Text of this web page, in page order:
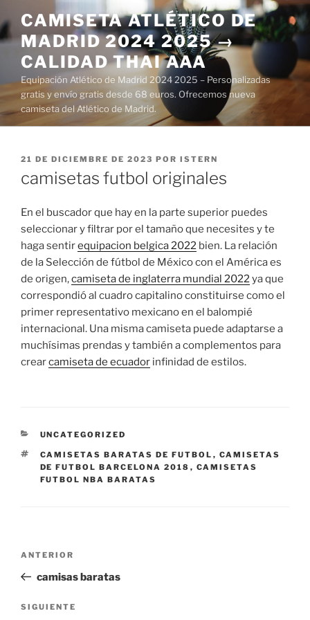
al
contenido
CAMISETA ATLÉTICO DE
MADRID 2024 2025 →
CALIDAD THAI AAA
Equipación Atlético de Madrid 2024 2025 – Personalizadas
gratis y envío gratis desde 68 euros. Ofrecemos nueva
camiseta del Atlético de Madrid.
PUBLICADO
21 DE DICIEMBRE DE 2023 POR ISTERN
camisetas futbol originales
En el buscador que hay en la parte superior puedes
seleccionar y filtrar por el tamaño que necesites y te
haga sentirequipacion belgica 2022 bien. La relación
de la Selección de fútbol de México con el América es
de origen,camiseta de inglaterra mundial 2022ya que
correspondió al cuadro capitalino constituirse como el
primer representativo mexicano en el balompié
internacional. Una misma camiseta puede adaptarse a
muchísimas prendas y también a complementos para
crearcamiseta de ecuador infinidad de estilos.
CATEGORÍAS
UNCATEGORIZED
ETIQUETAS
CAMISETAS BARATAS DE FUTBOL , CAMISETAS
DE FUTBOL BARCELONA 2018 , CAMISETAS
FUTBOL NBA BARATAS
entradas
Entrada
anterior:
ANTERIOR
camisas baratas
Siguiente
SIGUIENTE